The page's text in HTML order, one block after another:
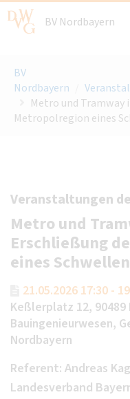
BV Nordbayern
BV
Nordbayern
Metro und Tramway
Metropolregion eines
Veranstaltungen
Metro und
Erschließung
eines
21.05.2026 17:30 -
Keßlerplatz 12,
Bauingenieurwesen,
Nordbayern
Referent: Andreas
Landesverband